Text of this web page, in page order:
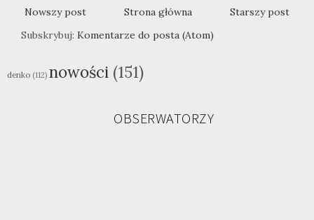
Nowszy post
Starszy post
Strona główna
Subskrybuj: Komentarze do posta (Atom)
denko (112) nowości (151)
OBSERWATORZY